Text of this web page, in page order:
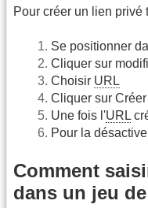
Pour créer un lien privé
Se positionner
Cliquer sur
Choisir URL
Cliquer sur
Une fois l'URL
Pour la
Comment
dans un jeu